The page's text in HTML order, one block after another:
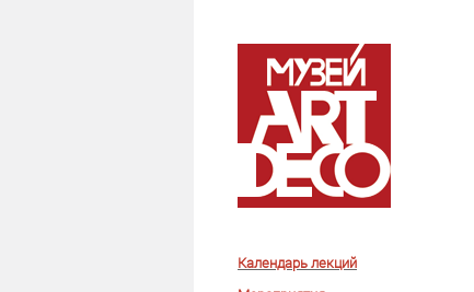
Календарь лекций